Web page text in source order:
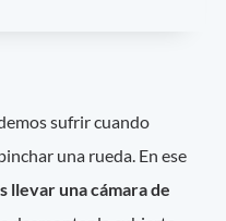
sufrir cuando
una rueda. En ese
llevar una cámara de